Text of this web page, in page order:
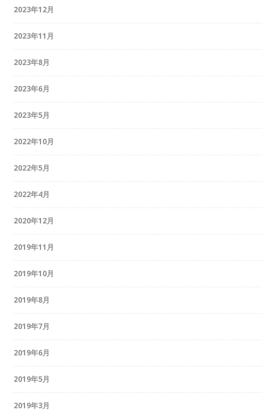
2023年12月
2023年11月
2023年8月
2023年6月
2023年5月
2022年10月
2022年5月
2022年4月
2020年12月
2019年11月
2019年10月
2019年8月
2019年7月
2019年6月
2019年5月
2019年3月